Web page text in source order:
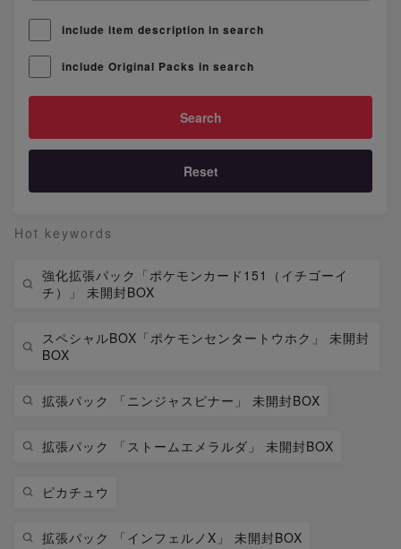
include item description in search
include Original Packs in search
Reset
Hot keywords
強化拡張パック「ポケモンカード151（イチゴーイ
チ）」 未開封BOX
スペシャルBOX「ポケモンセンタートウホク」 未開封
BOX
拡張パック 「ニンジャスピナー」 未開封BOX
拡張パック 「ストームエメラルダ」 未開封BOX
ピカチュウ
拡張パック 「インフェルノX」 未開封BOX